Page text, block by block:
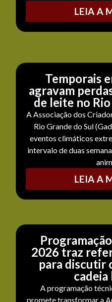
LEIA A
Temporais
agravam
de leite no
A Associação dos
Rio Grande do Sul
eventos climáticos
intervalo de duas
LEIA A
2026 traz
para discutir
A programação
promete transformar a